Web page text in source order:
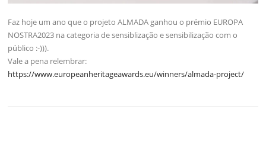
Faz hoje um ano que o projeto ALMADA ganhou o prémio EUROPA
NOSTRA2023 na categoria de sensiblização e sensibilização com o
público :-))).
Vale a pena relembrar:
https://www.europeanheritageawards.eu/winners/almada-project/